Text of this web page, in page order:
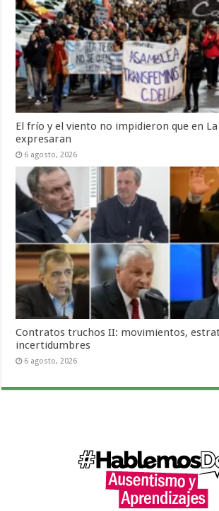
El frío y el viento no impidieron que en
expresaran
6 agosto, 2026
Contratos truchos II: movimientos,
incertidumbres
6 agosto, 2026